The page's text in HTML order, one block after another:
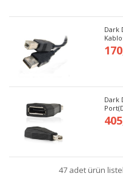
Dark
Dark
47 adet ürün